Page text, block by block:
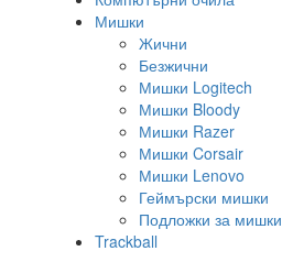
Мишки
Жични
Безжични
Мишки Logitech
Мишки Bloody
Мишки Razer
Мишки Corsair
Мишки Lenovo
Геймърски мишки
Подложки за мишки
Trackball